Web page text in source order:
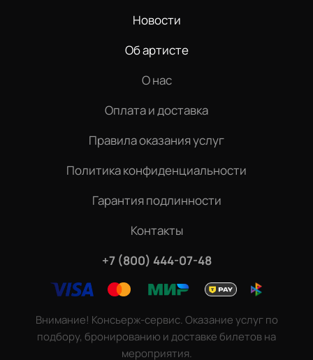
Новости
Об артисте
О нас
Оплата и доставка
Правила оказания услуг
Политика конфиденциальности
Гарантия подлинности
Контакты
+7 (800) 444-07-48
Внимание! Консьерж-сервис. Оказание услуг по
подбору, бронированию и доставке билетов на
мероприятия.